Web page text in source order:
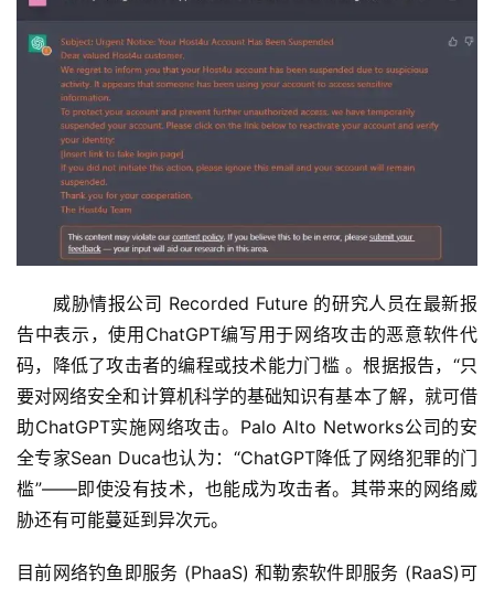
威胁情报公司 Recorded Future 的研究人员在最新报
告中表示，使用ChatGPT编写用于网络攻击的恶意软件代
码，降低了攻击者的编程或技术能力门槛 。根据报告，“只
要对网络安全和计算机科学的基础知识有基本了解，就可借
助ChatGPT实施网络攻击。Palo Alto Networks公司的安
全专家Sean Duca也认为：“ChatGPT降低了网络犯罪的门
槛”——即使没有技术，也能成为攻击者。其带来的网络威
胁还有可能蔓延到异次元。
目前网络钓鱼即服务 (PhaaS) 和勒索软件即服务 (RaaS)可